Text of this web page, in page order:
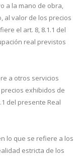
a la mano de obra,
al valor de los precios
el art. 8, 8.1.1 del
real previstos
a otros servicios
exhibidos de
del presente Real
lo que se refiere a los
estricta de los